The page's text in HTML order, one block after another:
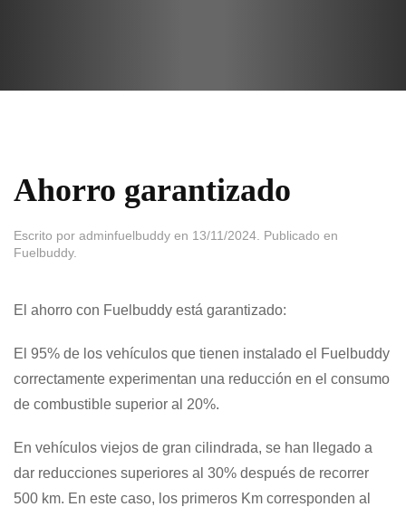
contenido
Ahorro garantizado
Escrito por adminfuelbuddy en 13/11/2024 . Publicado en
Fuelbuddy.
El ahorro con Fuelbuddy está garantizado:
El 95% de los vehículos que tienen instalado el Fuelbuddy
correctamente experimentan una reducción en el consumo
de combustible superior al 20%.
En vehículos viejos de gran cilindrada, se han llegado a
dar reducciones superiores al 30% después de recorrer
500 km. En este caso, los primeros Km corresponden al